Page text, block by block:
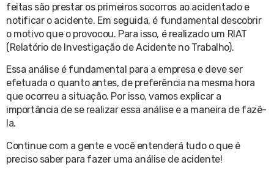
feitas são prestar os primeiros socorros ao acidentado e
notificar o acidente. Em seguida, é fundamental descobrir
o motivo que o provocou. Para isso, é realizado um RIAT
(Relatório de Investigação de Acidente no Trabalho).
Essa análise é fundamental para a empresa e deve ser
efetuada o quanto antes, de preferência na mesma hora
que ocorreu a situação. Por isso, vamos explicar a
importância de se realizar essa análise e a maneira de fazê-
la.
Continue com a gente e você entenderá tudo o que é
preciso saber para fazer uma análise de acidente!